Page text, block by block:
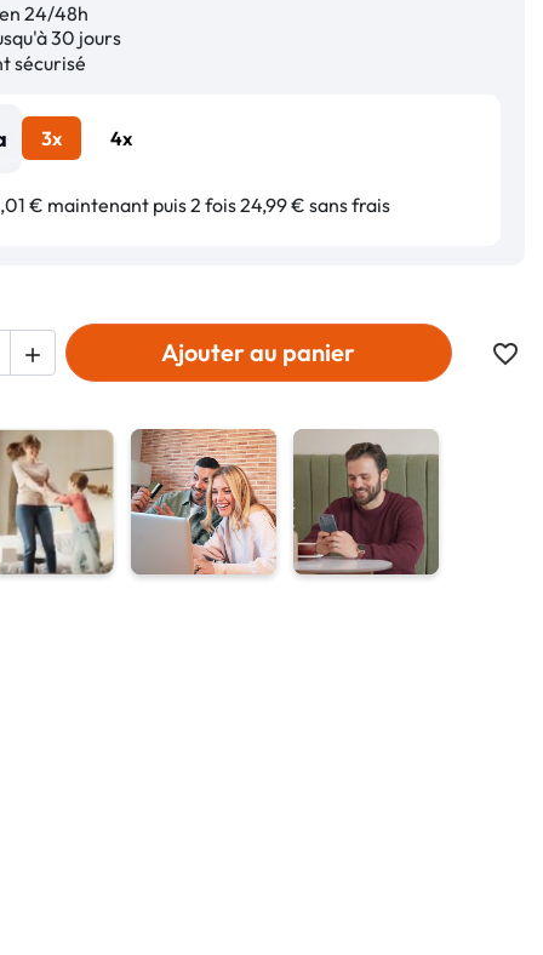
24/48h
30 jours
sécurisé
3x 4x
€ maintenant puis 2 fois 24,99 € sans frais
 Ajouter au panier favorite_border